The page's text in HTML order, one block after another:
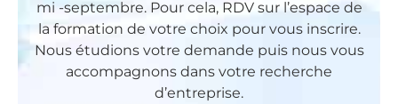
mi -septembre. Pour cela, RDV sur l’espace de
la formation de votre choix pour vous inscrire.
Nous étudions votre demande puis nous vous
accompagnons dans votre recherche
d’entreprise.